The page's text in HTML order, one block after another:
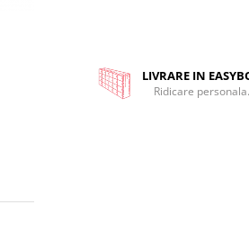
LIVRARE IN
Ridicare personala.